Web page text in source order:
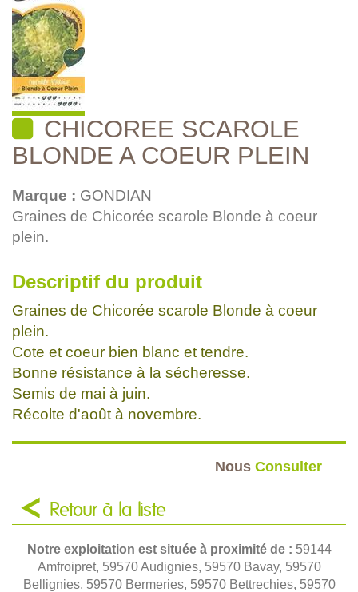
CHICOREE SCAROLE
BLONDE A COEUR PLEIN
Marque : GONDIAN
Graines de Chicorée scarole Blonde à coeur
plein.
Descriptif du produit
Graines de Chicorée scarole Blonde à coeur
plein.
Cote et coeur bien blanc et tendre.
Bonne résistance à la sécheresse.
Semis de mai à juin.
Récolte d'août à novembre.
Nous Consulter
Retour à la liste
Notre exploitation est située à proximité de : 59144
Amfroipret, 59570 Audignies, 59570 Bavay, 59570
Bellignies, 59570 Bermeries, 59570 Bettrechies, 59570